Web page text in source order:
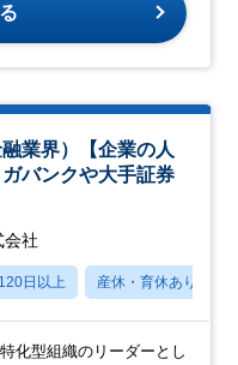
業界）【企業の人
バンクや大手証券
会社
日以上 産休・育休あり
化型組織のリーダーとし